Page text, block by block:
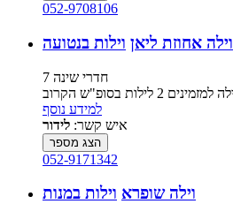
052-9708106
וילה אחוזת ליאן וילות בנטועה
7 חדרי שינה
למידע נוסף
איש קשר: לידור
הצג מספר
052-9171342
וילה שופרא וילות במנות